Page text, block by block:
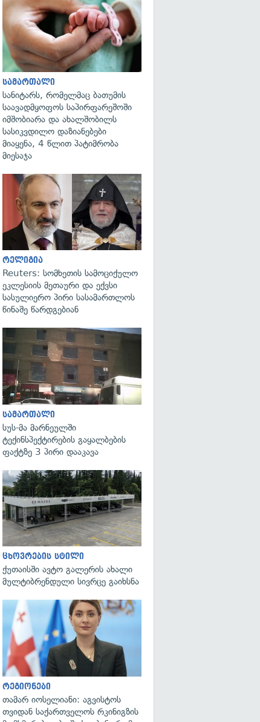
გადახედვა
სამართალი
სანიტარს, რომელმაც ბათუმის
საავადმყოფოს საპირფარეშოში
იმშობიარა და ახალშობილს
სასიკვდილო დაზიანებები
მიაყენა, 4 წლით პატიმრობა
მიესაჯა
რელიგია
Reuters: სომხეთის სამოციქულო
ეკლესიის მეთაური და ექვსი
სასულიერო პირი სასამართლოს
წინაშე წარდგებიან
სამართალი
სუს-მა მარნეულში
ტექინსპექტირების გაყალბების
ფაქტზე 3 პირი დააკავა
ცხოვრების სტილი
ქუთაისში ავტო გალერის ახალი
მულტიბრენდული სივრცე გაიხსნა
რეგიონები
თამარ იოსელიანი: აგვისტოს
თვიდან საქართველოს რკინიგზის